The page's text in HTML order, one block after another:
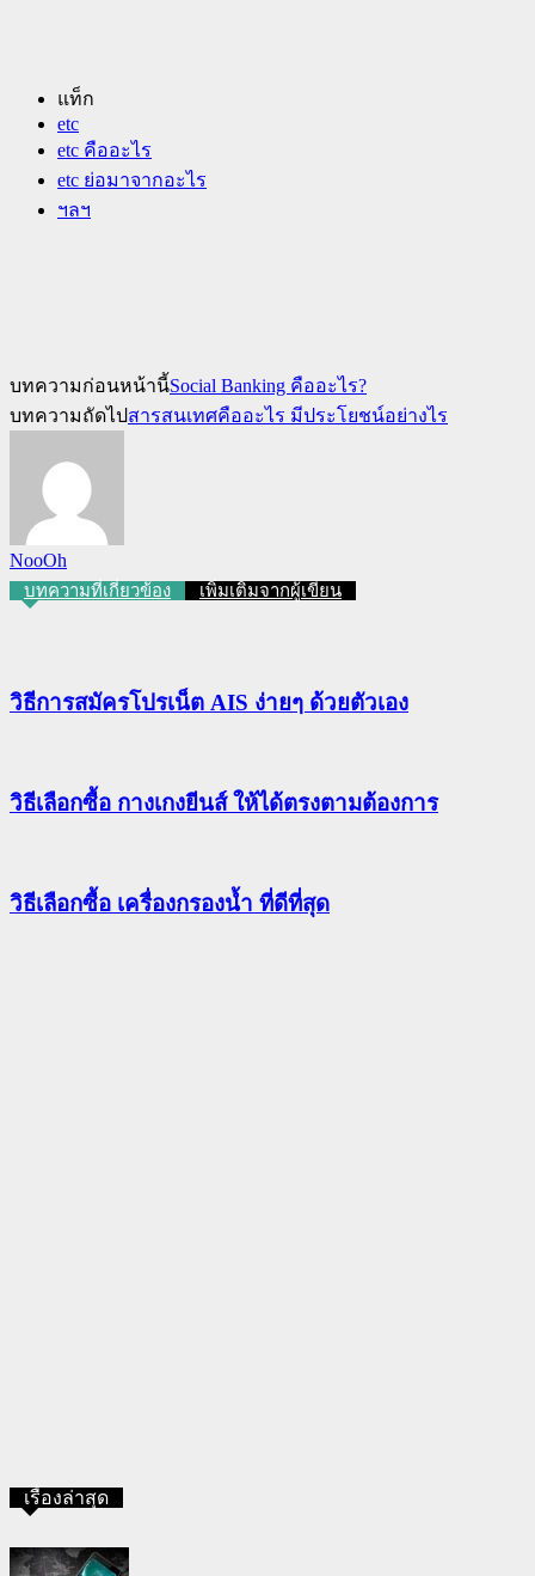
แท็ก
etc
etc คืออะไร
etc ย่อมาจากอะไร
ฯลฯ
บทความก่อนหน้านี้Social Banking คืออะไร?
บทความถัดไปสารสนเทศคืออะไร มีประโยชน์อย่างไร
NooOh
บทความที่เกี่ยวข้อง เพิ่มเติมจากผู้เขียน
วิธีการสมัครโปรเน็ต AIS ง่ายๆ ด้วยตัวเอง
วิธีเลือกซื้อ กางเกงยีนส์ ให้ได้ตรงตามต้องการ
วิธีเลือกซื้อ เครื่องกรองน้ำ ที่ดีที่สุด
เรื่องล่าสุด